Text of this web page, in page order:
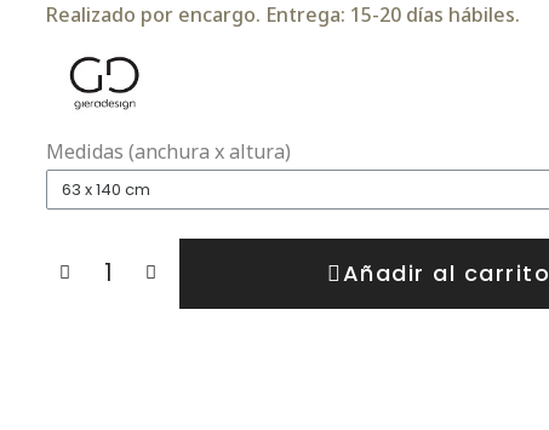
Realizado por encargo. Entrega: 15-20 días hábiles.
Medidas (anchura x altura)
Añadir al carrito